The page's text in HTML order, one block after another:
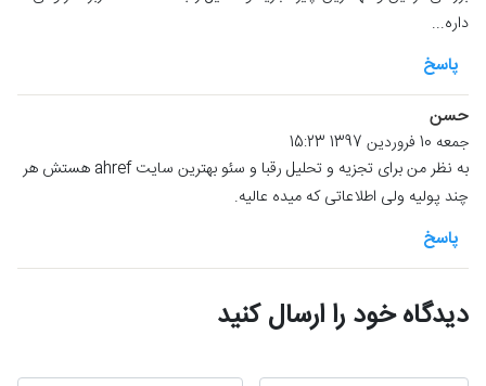
داره...
پاسخ
حسن
جمعه 10 فروردین 1397 15:23
به نظر من برای تجزیه و تحلیل رقبا و سئو بهترین سایت ahref هستش هر
چند پولیه ولی اطلاعاتی که میده عالیه.
پاسخ
دیدگاه خود را ارسال کنید